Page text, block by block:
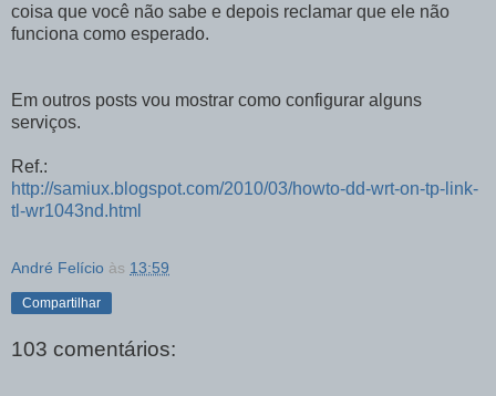
coisa que você não sabe e depois reclamar que ele não
funciona como esperado.
Em outros posts vou mostrar como configurar alguns
serviços.
Ref.:
http://samiux.blogspot.com/2010/03/howto-dd-wrt-on-tp-link-
tl-wr1043nd.html
André Felício às 13:59
Compartilhar
103 comentários: